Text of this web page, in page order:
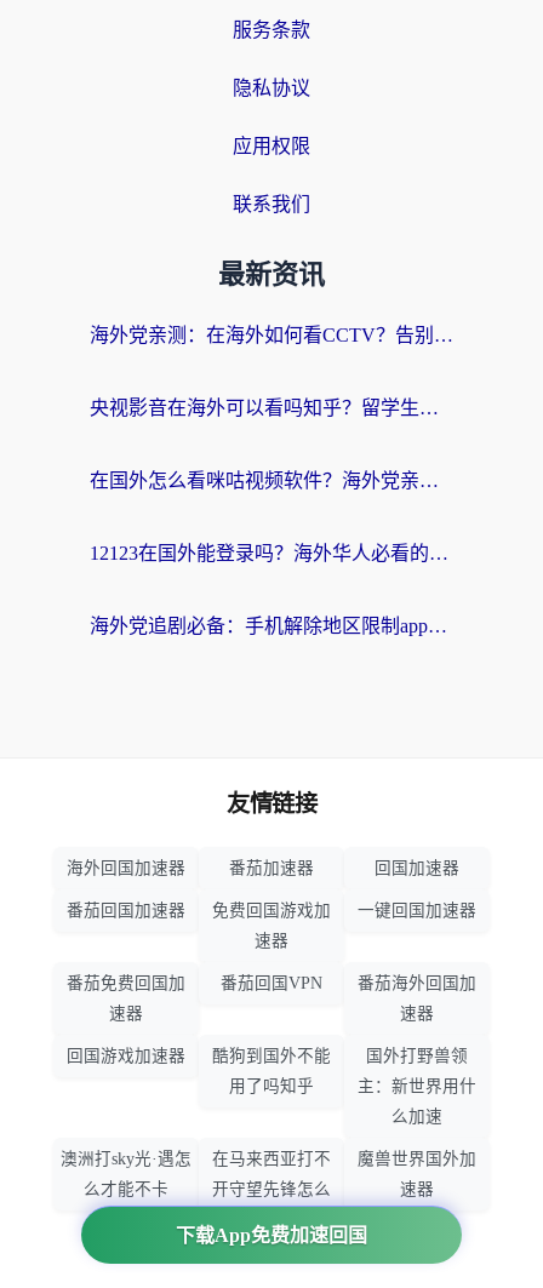
服务条款
隐私协议
应用权限
联系我们
最新资讯
海外党亲测：在海外如何看CCTV？告别“仅限大陆播放”的实用指南
央视影音在海外可以看吗知乎？留学生亲测：3步解决地域限制+追剧自由
在国外怎么看咪咕视频软件？海外党亲测有效的回国加速方案
12123在国外能登录吗？海外华人必看的回国加速实用指南
海外党追剧必备：手机解除地区限制app怎么选？解决央视视频&国内剧地区限制全指南
下载App免费加速回国
友情链接
海外回国加速器 番茄加速器 回国加速器
番茄回国加速器
免费回国游戏加
速器
一键回国加速器
番茄免费回国加
速器
番茄回国VPN
番茄海外回国加
速器
回国游戏加速器
酷狗到国外不能
用了吗知乎
国外打野兽领
主：新世界用什
么加速
澳洲打sky光·遇怎
么才能不卡
在马来西亚打不
开守望先锋怎么
办
魔兽世界国外加
速器